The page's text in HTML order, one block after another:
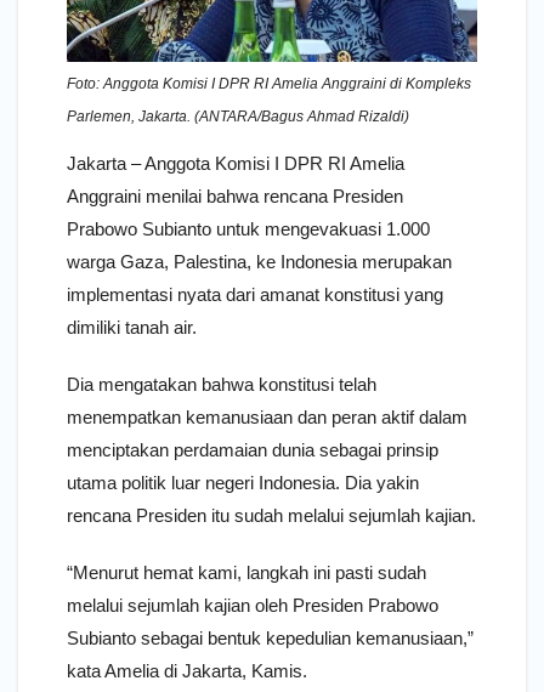
Foto: Anggota Komisi I DPR RI Amelia Anggraini di Kompleks
Parlemen, Jakarta. (ANTARA/Bagus Ahmad Rizaldi)
Jakarta – Anggota Komisi I DPR RI Amelia
Anggraini menilai bahwa rencana Presiden
Prabowo Subianto untuk mengevakuasi 1.000
warga Gaza, Palestina, ke Indonesia merupakan
implementasi nyata dari amanat konstitusi yang
dimiliki tanah air.
Dia mengatakan bahwa konstitusi telah
menempatkan kemanusiaan dan peran aktif dalam
menciptakan perdamaian dunia sebagai prinsip
utama politik luar negeri Indonesia. Dia yakin
rencana Presiden itu sudah melalui sejumlah kajian.
“Menurut hemat kami, langkah ini pasti sudah
melalui sejumlah kajian oleh Presiden Prabowo
Subianto sebagai bentuk kepedulian kemanusiaan,”
kata Amelia di Jakarta, Kamis.